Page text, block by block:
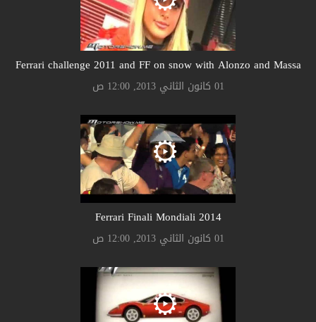
Ferrari challenge 2011 and FF on snow with Alonzo and Massa
01 كانون الثاني 2013, 12:00 ص
Ferrari Finali Mondiali 2014
01 كانون الثاني 2013, 12:00 ص